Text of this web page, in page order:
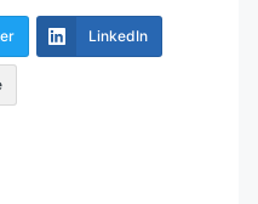
LinkedIn